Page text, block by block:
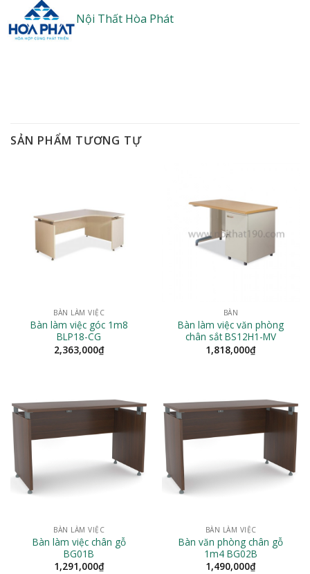
Nội Thất Hòa Phát
SẢN PHẨM TƯƠNG TỰ
BÀN LÀM VIỆC
Bàn làm việc góc 1m8
BLP18-CG
2,363,000₫
BÀN
Bàn làm việc văn phòng
chân sắt BS12H1-MV
1,818,000₫
BÀN LÀM VIỆC
Bàn làm việc chân gỗ
BG01B
1,291,000₫
BÀN LÀM VIỆC
Bàn văn phòng chân gỗ
1m4 BG02B
1,490,000₫